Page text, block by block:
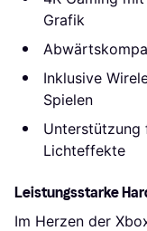
Grafik
Inklusive
Spielen
Unterstützung
Lichteffekte
Leistungsstarke
Im Herzen der